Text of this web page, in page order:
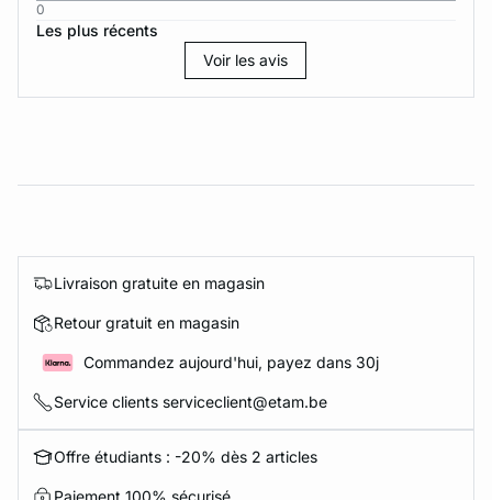
0
Les plus récents
Voir les avis
Livraison gratuite en magasin
Retour gratuit en magasin
Commandez aujourd'hui, payez dans 30j
Service clients serviceclient@etam.be
Offre étudiants : -20% dès 2 articles
Paiement 100% sécurisé